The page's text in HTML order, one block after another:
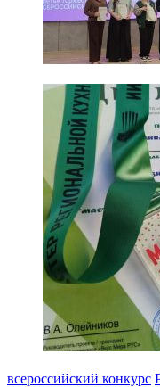
всероссийский конкурс